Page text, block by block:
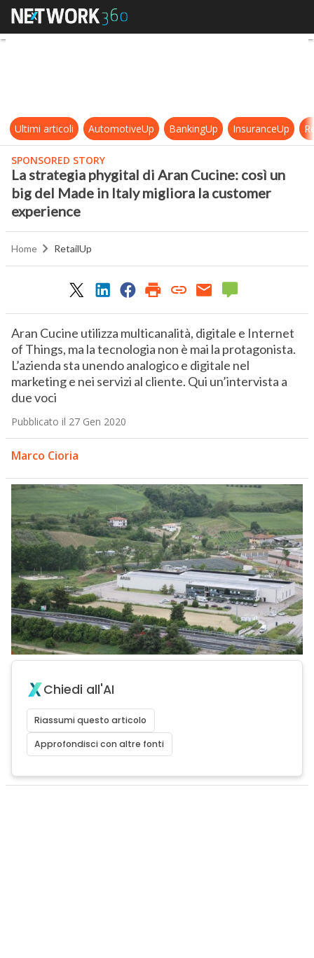
La strategia phygital di Aran
Ultimi articoli AutomotiveUp BankingUp InsuranceUp
SPONSORED STORY
La strategia phygital di Aran Cucine: così un
big del Made in Italy migliora la customer
experience
Home RetailUp
Aran Cucine utilizza multicanalità, digitale e Internet
of Things, ma la tecnologia non è mai la protagonista.
L’azienda sta unendo analogico e digitale nel
marketing e nei servizi al cliente. Qui un’intervista a
due voci
Pubblicato il 27 Gen 2020
Marco Cioria
Chiedi all'AI
Riassumi questo articolo
Approfondisci con altre fonti